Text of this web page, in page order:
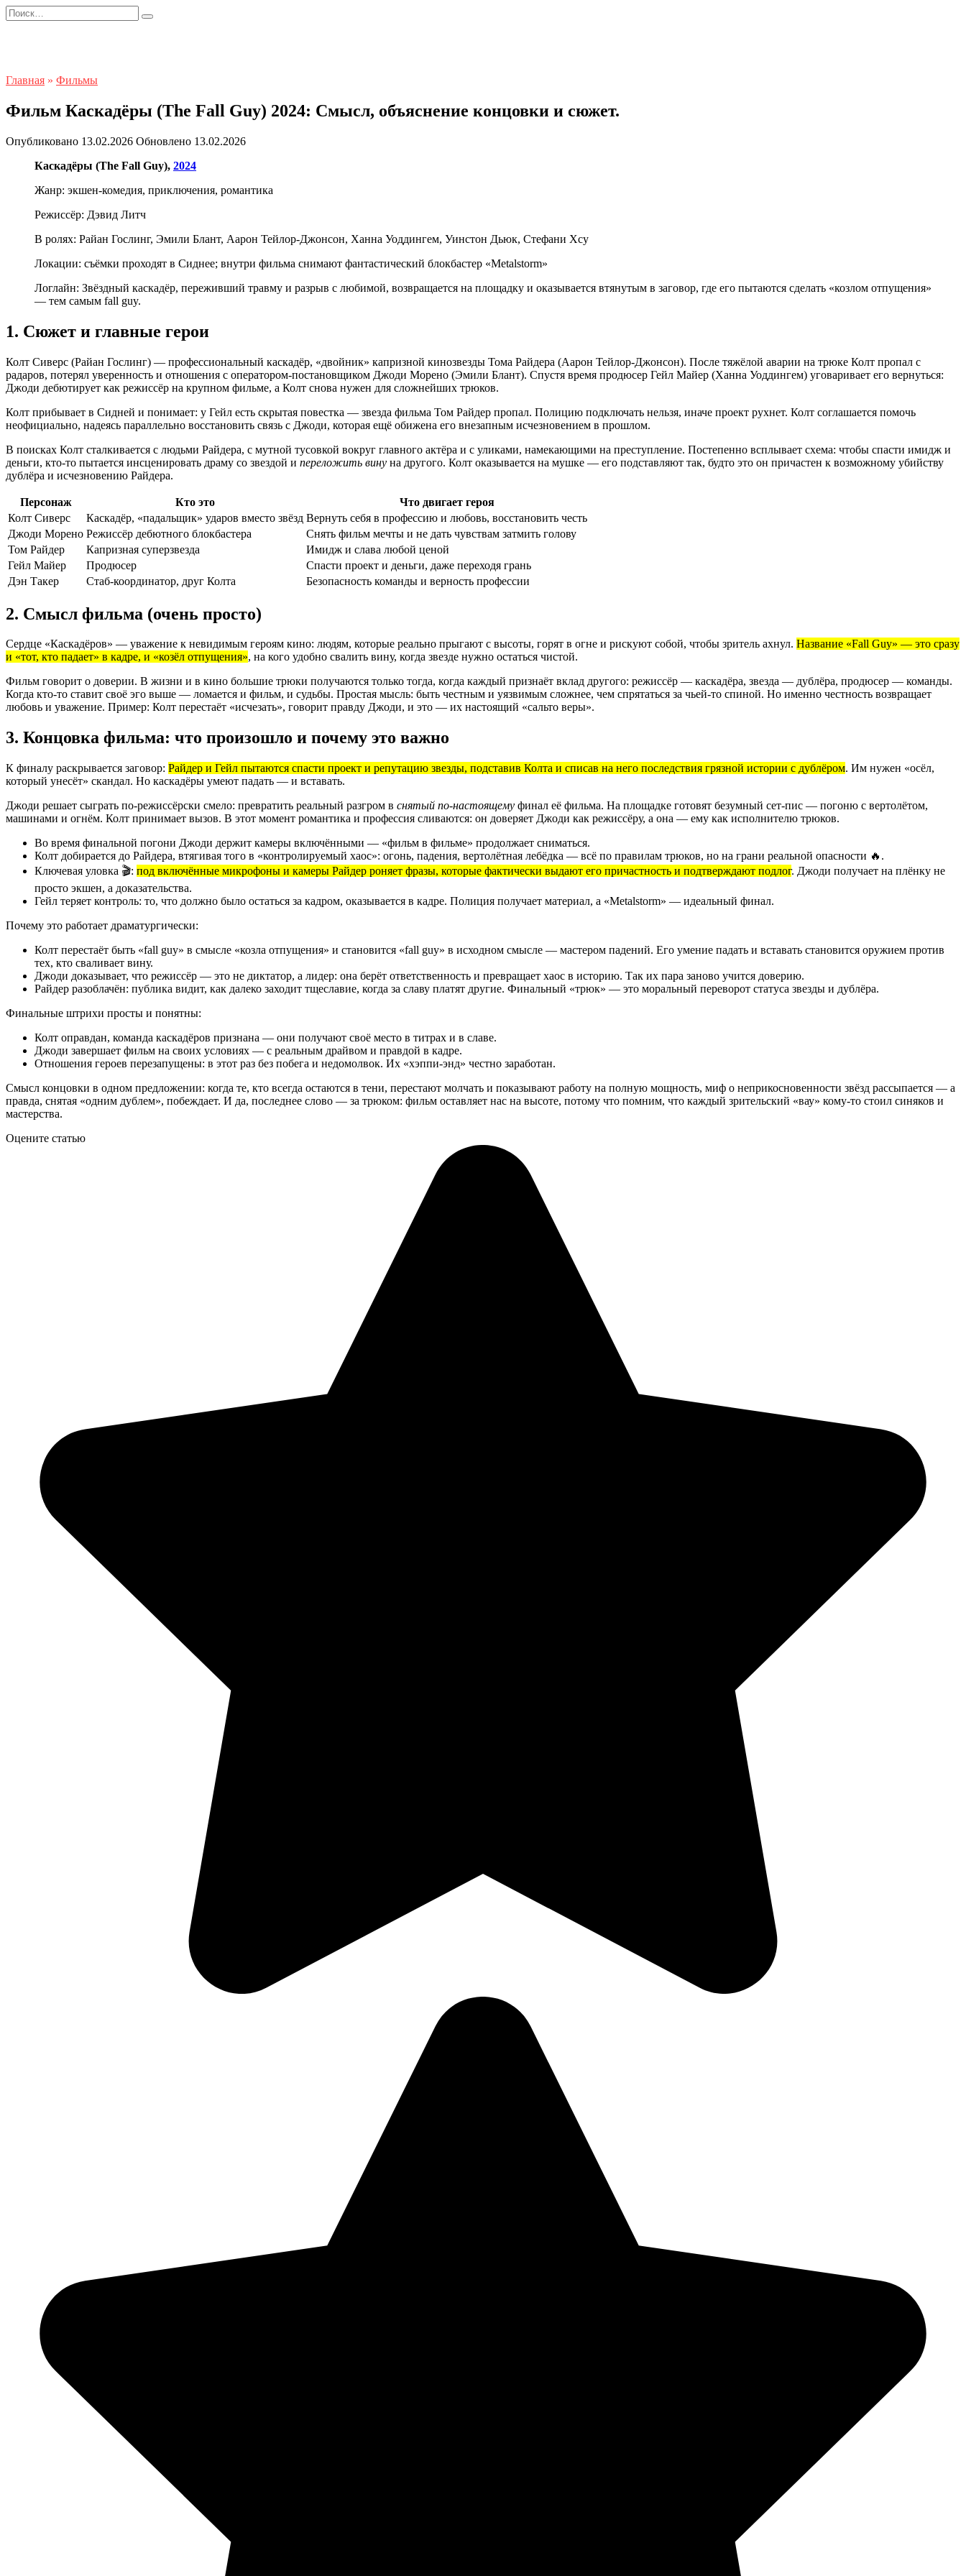
Перейти
к
Search
for:
Главная » Фильмы
Фильм Каскадёры (The Fall Guy) 2024: Смысл, объяснение концовки и сюжет.
Опубликовано 13.02.2026 Обновлено 13.02.2026
Каскадёры (The Fall Guy), 2024
Жанр: экшен-комедия, приключения, романтика
Режиссёр: Дэвид Литч
В ролях: Райан Гослинг, Эмили Блант, Аарон Тейлор-Джонсон, Ханна Уоддингем, Уинстон Дьюк, Стефани Хсу
Локации: съёмки проходят в Сиднее; внутри фильма снимают фантастический блокбастер «Metalstorm»
Логлайн: Звёздный каскадёр, переживший травму и разрыв с любимой, возвращается на площадку и оказывается втянутым в заговор, где его пытаются сделать «козлом отпущения»
— тем самым fall guy.
1. Сюжет и главные герои
Колт Сиверс (Райан Гослинг) — профессиональный каскадёр, «двойник» капризной кинозвезды Тома Райдера (Аарон Тейлор-Джонсон). После тяжёлой аварии на трюке Колт пропал с
радаров, потерял уверенность и отношения с оператором-постановщиком Джоди Морено (Эмили Блант). Спустя время продюсер Гейл Майер (Ханна Уоддингем) уговаривает его вернуться:
Джоди дебютирует как режиссёр на крупном фильме, а Колт снова нужен для сложнейших трюков.
Колт прибывает в Сидней и понимает: у Гейл есть скрытая повестка — звезда фильма Том Райдер пропал. Полицию подключать нельзя, иначе проект рухнет. Колт соглашается помочь
неофициально, надеясь параллельно восстановить связь с Джоди, которая ещё обижена его внезапным исчезновением в прошлом.
В поисках Колт сталкивается с людьми Райдера, с мутной тусовкой вокруг главного актёра и с уликами, намекающими на преступление. Постепенно всплывает схема: чтобы спасти имидж и
деньги, кто-то пытается инсценировать драму со звездой и переложить вину на другого. Колт оказывается на мушке — его подставляют так, будто это он причастен к возможному убийству
дублёра и исчезновению Райдера.
Персонаж Кто это
Что двигает героя
Колт Сиверс
Каскадёр, «падальщик» ударов вместо звёзд Вернуть себя в профессию и любовь, восстановить честь
Джоди Морено Режиссёр дебютного блокбастера
Снять фильм мечты и не дать чувствам затмить голову
Том Райдер
Капризная суперзвезда
Имидж и слава любой ценой
Гейл Майер
Продюсер
Спасти проект и деньги, даже переходя грань
Дэн Такер
Стаб-координатор, друг Колта Безопасность команды и верность профессии
2. Смысл фильма (очень просто)
Сердце «Каскадёров» — уважение к невидимым героям кино: людям, которые реально прыгают с высоты, горят в огне и рискуют собой, чтобы зритель ахнул. Название «Fall Guy» — это сразу
и «тот, кто падает» в кадре, и «козёл отпущения», на кого удобно свалить вину, когда звезде нужно остаться чистой.
Фильм говорит о доверии. В жизни и в кино большие трюки получаются только тогда, когда каждый признаёт вклад другого: режиссёр — каскадёра, звезда — дублёра, продюсер — команды.
Когда кто-то ставит своё эго выше — ломается и фильм, и судьбы. Простая мысль: быть честным и уязвимым сложнее, чем спрятаться за чьей-то спиной. Но именно честность возвращает
любовь и уважение. Пример: Колт перестаёт «исчезать», говорит правду Джоди, и это — их настоящий «сальто веры».
3. Концовка фильма: что произошло и почему это важно
К финалу раскрывается заговор: Райдер и Гейл пытаются спасти проект и репутацию звезды, подставив Колта и списав на него последствия грязной истории с дублёром. Им нужен «осёл,
который унесёт» скандал. Но каскадёры умеют падать — и вставать.
Джоди решает сыграть по-режиссёрски смело: превратить реальный разгром в снятый по-настоящему финал её фильма. На площадке готовят безумный сет-пис — погоню с вертолётом,
машинами и огнём. Колт принимает вызов. В этот момент романтика и профессия сливаются: он доверяет Джоди как режиссёру, а она — ему как исполнителю трюков.
Во время финальной погони Джоди держит камеры включёнными — «фильм в фильме» продолжает сниматься.
Колт добирается до Райдера, втягивая того в «контролируемый хаос»: огонь, падения, вертолётная лебёдка — всё по правилам трюков, но на грани реальной опасности 🔥.
Ключевая уловка 🎬: под включённые микрофоны и камеры Райдер роняет фразы, которые фактически выдают его причастность и подтверждают подлог. Джоди получает на плёнку не
просто экшен, а доказательства.
Гейл теряет контроль: то, что должно было остаться за кадром, оказывается в кадре. Полиция получает материал, а «Metalstorm» — идеальный финал.
Почему это работает драматургически:
Колт перестаёт быть «fall guy» в смысле «козла отпущения» и становится «fall guy» в исходном смысле — мастером падений. Его умение падать и вставать становится оружием против
тех, кто сваливает вину.
Джоди доказывает, что режиссёр — это не диктатор, а лидер: она берёт ответственность и превращает хаос в историю. Так их пара заново учится доверию.
Райдер разоблачён: публика видит, как далеко заходит тщеславие, когда за славу платят другие. Финальный «трюк» — это моральный переворот статуса звезды и дублёра.
Финальные штрихи просты и понятны:
Колт оправдан, команда каскадёров признана — они получают своё место в титрах и в славе.
Джоди завершает фильм на своих условиях — с реальным драйвом и правдой в кадре.
Отношения героев перезапущены: в этот раз без побега и недомолвок. Их «хэппи-энд» честно заработан.
Смысл концовки в одном предложении: когда те, кто всегда остаются в тени, перестают молчать и показывают работу на полную мощность, миф о неприкосновенности звёзд рассыпается — а
правда, снятая «одним дублем», побеждает. И да, последнее слово — за трюком: фильм оставляет нас на высоте, потому что помним, что каждый зрительский «вау» кому-то стоил синяков и
мастерства.
Оцените статью